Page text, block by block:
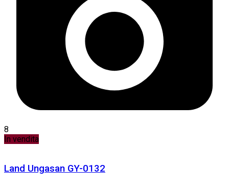
8
In vendita
Land Ungasan GY-0132